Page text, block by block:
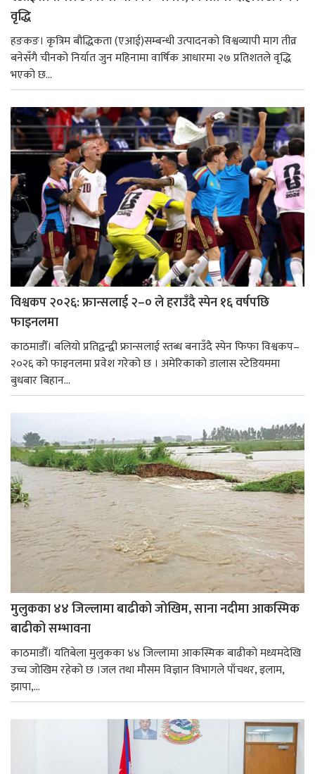
वृद्धि
हङकङ। कृत्रिम बौद्धिकता (एआई)सम्बन्धी उत्पादनको विश्वव्यापी माग तीव्र
बनेसँगै चीनको निर्यात जुन महिनामा वार्षिक आधारमा २७ प्रतिशतले वृद्धि
भएको छ...
विश्वकप २०२६: फ्रान्सलाई २–० ले हराउँदै स्पेन १६ वर्षपछि
फाइनलमा
काठमाडौँ। बलियो प्रतिद्वन्द्वी फ्रान्सलाई स्तब्ध बनाउँदै स्पेन फिफा विश्वकप–
२०२६ को फाइनलमा प्रवेश गरेको छ । अमेरिकाको डालास स्टेडियममा
बुधबार बिहान...
मुलुकका ४४ जिल्लामा बाढीको जोखिम, साना नदीमा आकस्मिक
बाढीको सम्भावना
काठमाडौँ। यतिबेला मुलुकका ४४ जिल्लामा आकस्मिक बाढीको मध्यमदेखि
उच्च जोखिम रहेको छ ।जल तथा मौसम विज्ञान विभागले पाँचथर, इलाम,
झापा,...